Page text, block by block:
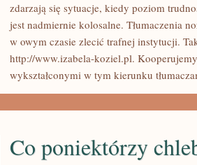
TYPU
zdarzają się sytuacje, kiedy poziom
jest nadmiernie kolosalne. Tłumaczenia
w owym czasie zlecić trafnej instytucji.
http://www.izabela-koziel.pl.
wykształconymi w tym kierunku
Co poniektórzy